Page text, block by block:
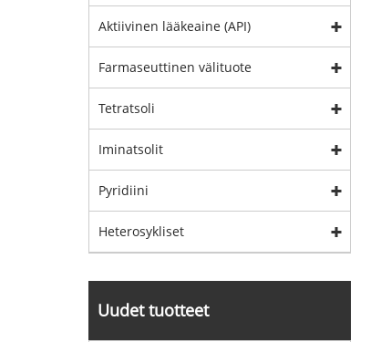
Aktiivinen lääkeaine (API)
Farmaseuttinen välituote
Tetratsoli
Iminatsolit
Pyridiini
Heterosykliset
Uudet tuotteet